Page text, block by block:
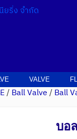
VALVE
/Ball Valve/Ball
บอ